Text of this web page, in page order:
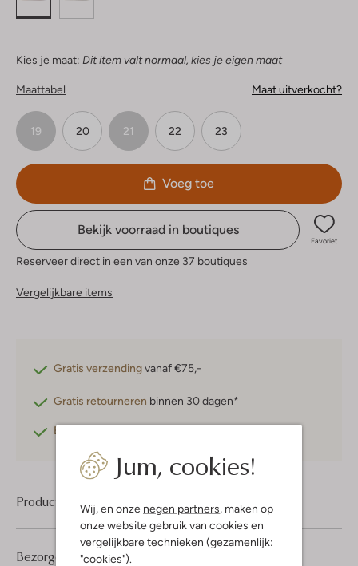
Jum, cookies!
Wij, en onze negen partners, maken op
onze website gebruik van cookies en
vergelijkbare technieken (gezamenlijk:
"cookies").
Kies je maat: Dit item valt normaal, kies je eigen maat
Maattabel Maat uitverkocht?
19 20 21 22 23
Voeg toe
Bekijk voorraad in boutiques
Favoriet
Reserveer direct in een van onze 37 boutiques
Vergelijkbare items
Gratis verzendingvanaf €75,-
Gratis retourneren binnen 30 dagen*
Betaal achteraf
Product informatie
Bezorgen & retourneren